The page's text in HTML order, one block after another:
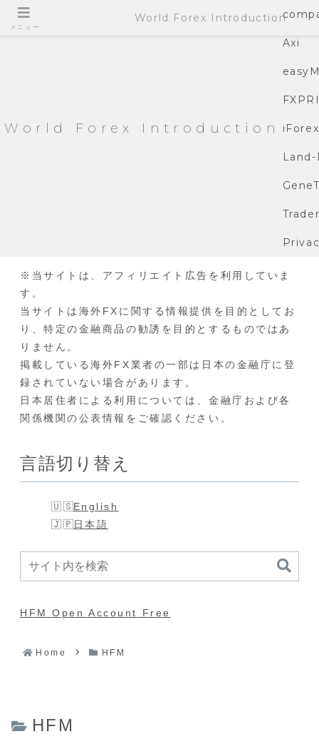
World Forex Introduction
Axi
iForex
Land-
※当サイトは、アフィリエイト広告を利用していま
す。
当サイトは海外FXに関する情報提供を目的としてお
り、特定の金融商品の勧誘を目的とするものではあ
りません。
掲載している海外FX業者の一部は日本の金融庁に登
録されていない場合があります。
日本居住者による利用については、金融庁および各
関係機関の公表情報をご確認ください。
言語切り替え
English
日本語
HFM Open Account Free
Home HFM
HFM
メニュー
World Forex Introduction